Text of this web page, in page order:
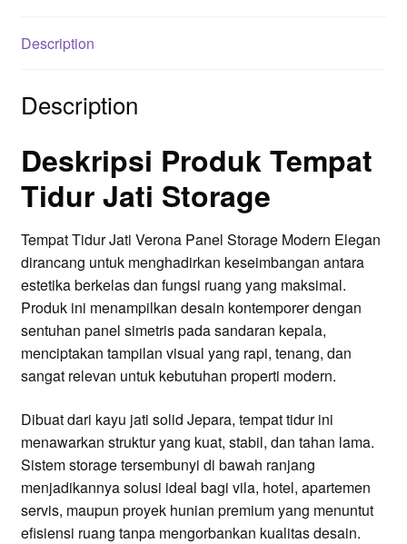
Description
Description
Deskripsi Produk Tempat
Tidur Jati Storage
Tempat Tidur Jati Verona Panel Storage Modern Elegan
dirancang untuk menghadirkan keseimbangan antara
estetika berkelas dan fungsi ruang yang maksimal.
Produk ini menampilkan desain kontemporer dengan
sentuhan panel simetris pada sandaran kepala,
menciptakan tampilan visual yang rapi, tenang, dan
sangat relevan untuk kebutuhan properti modern.
Dibuat dari kayu jati solid Jepara, tempat tidur ini
menawarkan struktur yang kuat, stabil, dan tahan lama.
Sistem storage tersembunyi di bawah ranjang
menjadikannya solusi ideal bagi vila, hotel, apartemen
servis, maupun proyek hunian premium yang menuntut
efisiensi ruang tanpa mengorbankan kualitas desain.